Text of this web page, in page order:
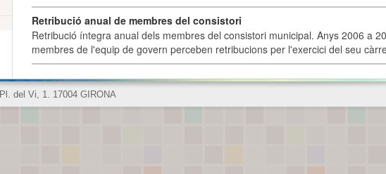
Retribució anual de membres del consistori
Retribució íntegra anual dels membres del consistori municipal. Anys 2006 a
membres de l'equip de govern perceben retribucions per l'exercici del seu
Pl. del Vi, 1. 17004 GIRONA